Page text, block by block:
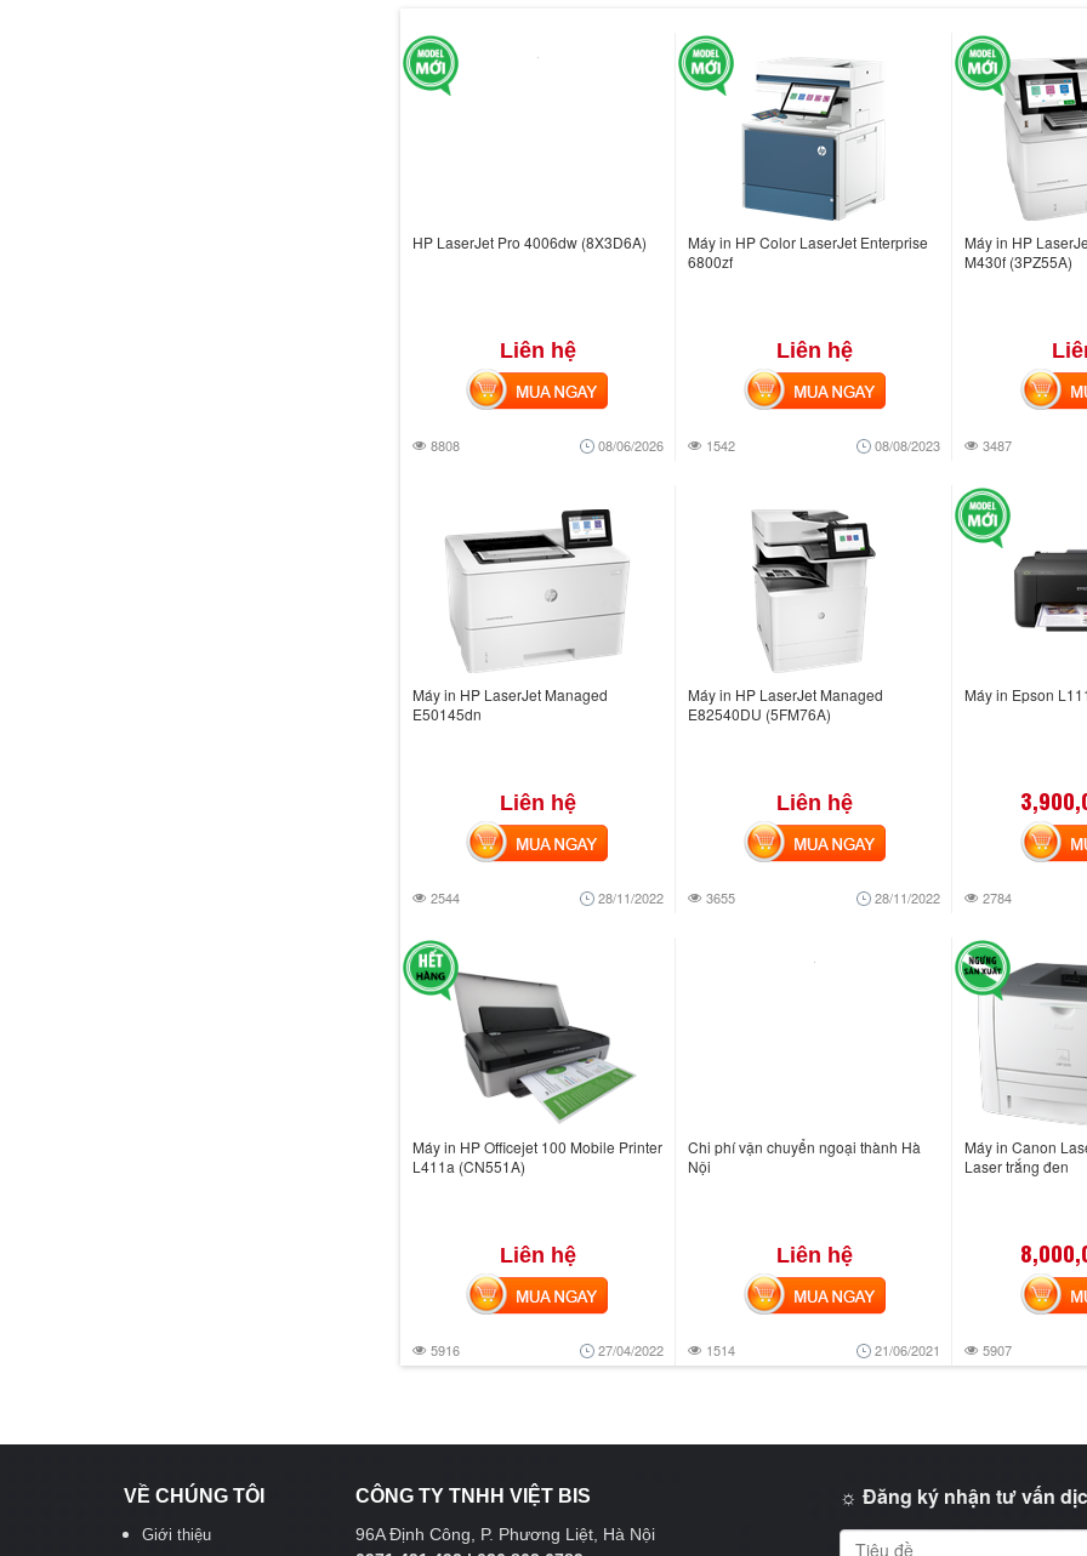
HP LaserJet Pro 4006dw (8X3D6A)
Liên hệ
8808 08/06/2026
MUA NGAY
Máy in HP Color LaserJet Enterprise
6800zf
Liên hệ
1542 08/08/2023
MUA NGAY
Máy in HP
M430f (3PZ55A)
3487
Máy in HP LaserJet Managed
E50145dn
Liên hệ
2544 28/11/2022
MUA NGAY
Máy in HP LaserJet Managed
E82540DU (5FM76A)
Liên hệ
3655 28/11/2022
MUA NGAY
Máy in Epson
2784
Máy in HP Officejet 100 Mobile Printer
L411a (CN551A)
Liên hệ
5916 27/04/2022
MUA NGAY
Chi phí vận chuyển ngoại thành Hà
Nội
Liên hệ
1514 21/06/2021
MUA NGAY
Máy in Canon
Laser trắng đen
5907
VỀ CHÚNG TÔI
Giới thiệu
CÔNG TY TNHH VIỆT BIS
96A Định Công, P. Phương Liệt, Hà Nội
☼ Đăng ký nhận tư vấn